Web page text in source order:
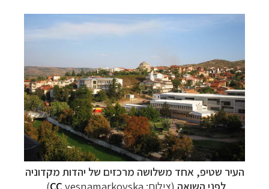
העיר שטיפ, אחד משלושה מרכזים של יהדות מקדוניה